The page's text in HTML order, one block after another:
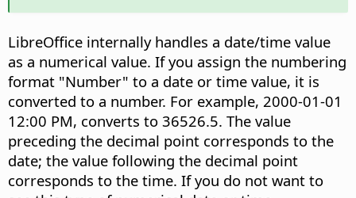
LibreOffice internally handles a date/time value
as a numerical value. If you assign the numbering
format "Number" to a date or time value, it is
converted to a number. For example, 2000-01-01
12:00 PM, converts to 36526.5. The value
preceding the decimal point corresponds to the
date; the value following the decimal point
corresponds to the time. If you do not want to